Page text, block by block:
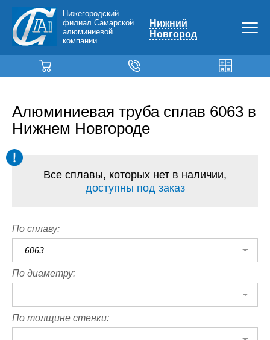
Нижегородский
филиал Самарской
алюминиевой
компании
Нижний
Новгород
Алюминиевая труба сплав 6063 в
Нижнем Новгороде
Все сплавы, которых нет в наличии,
доступны под заказ
По сплаву:
6063
По диаметру:
По толщине стенки: